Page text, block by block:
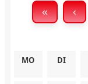
M362 München-
qm: 29 Personen 2
« ‹
MO DI